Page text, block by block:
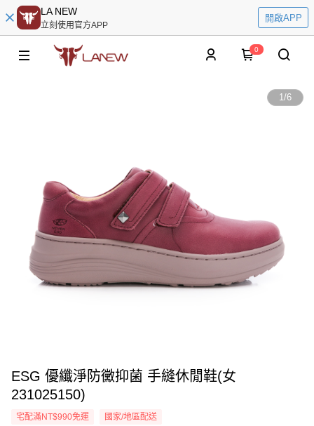
LA NEW
立刻使用官方APP
開啟APP
0
1/6
ESG 優纖淨防黴抑菌 手縫休閒鞋(女
231025150)
宅配滿NT$990免運 國家/地區配送